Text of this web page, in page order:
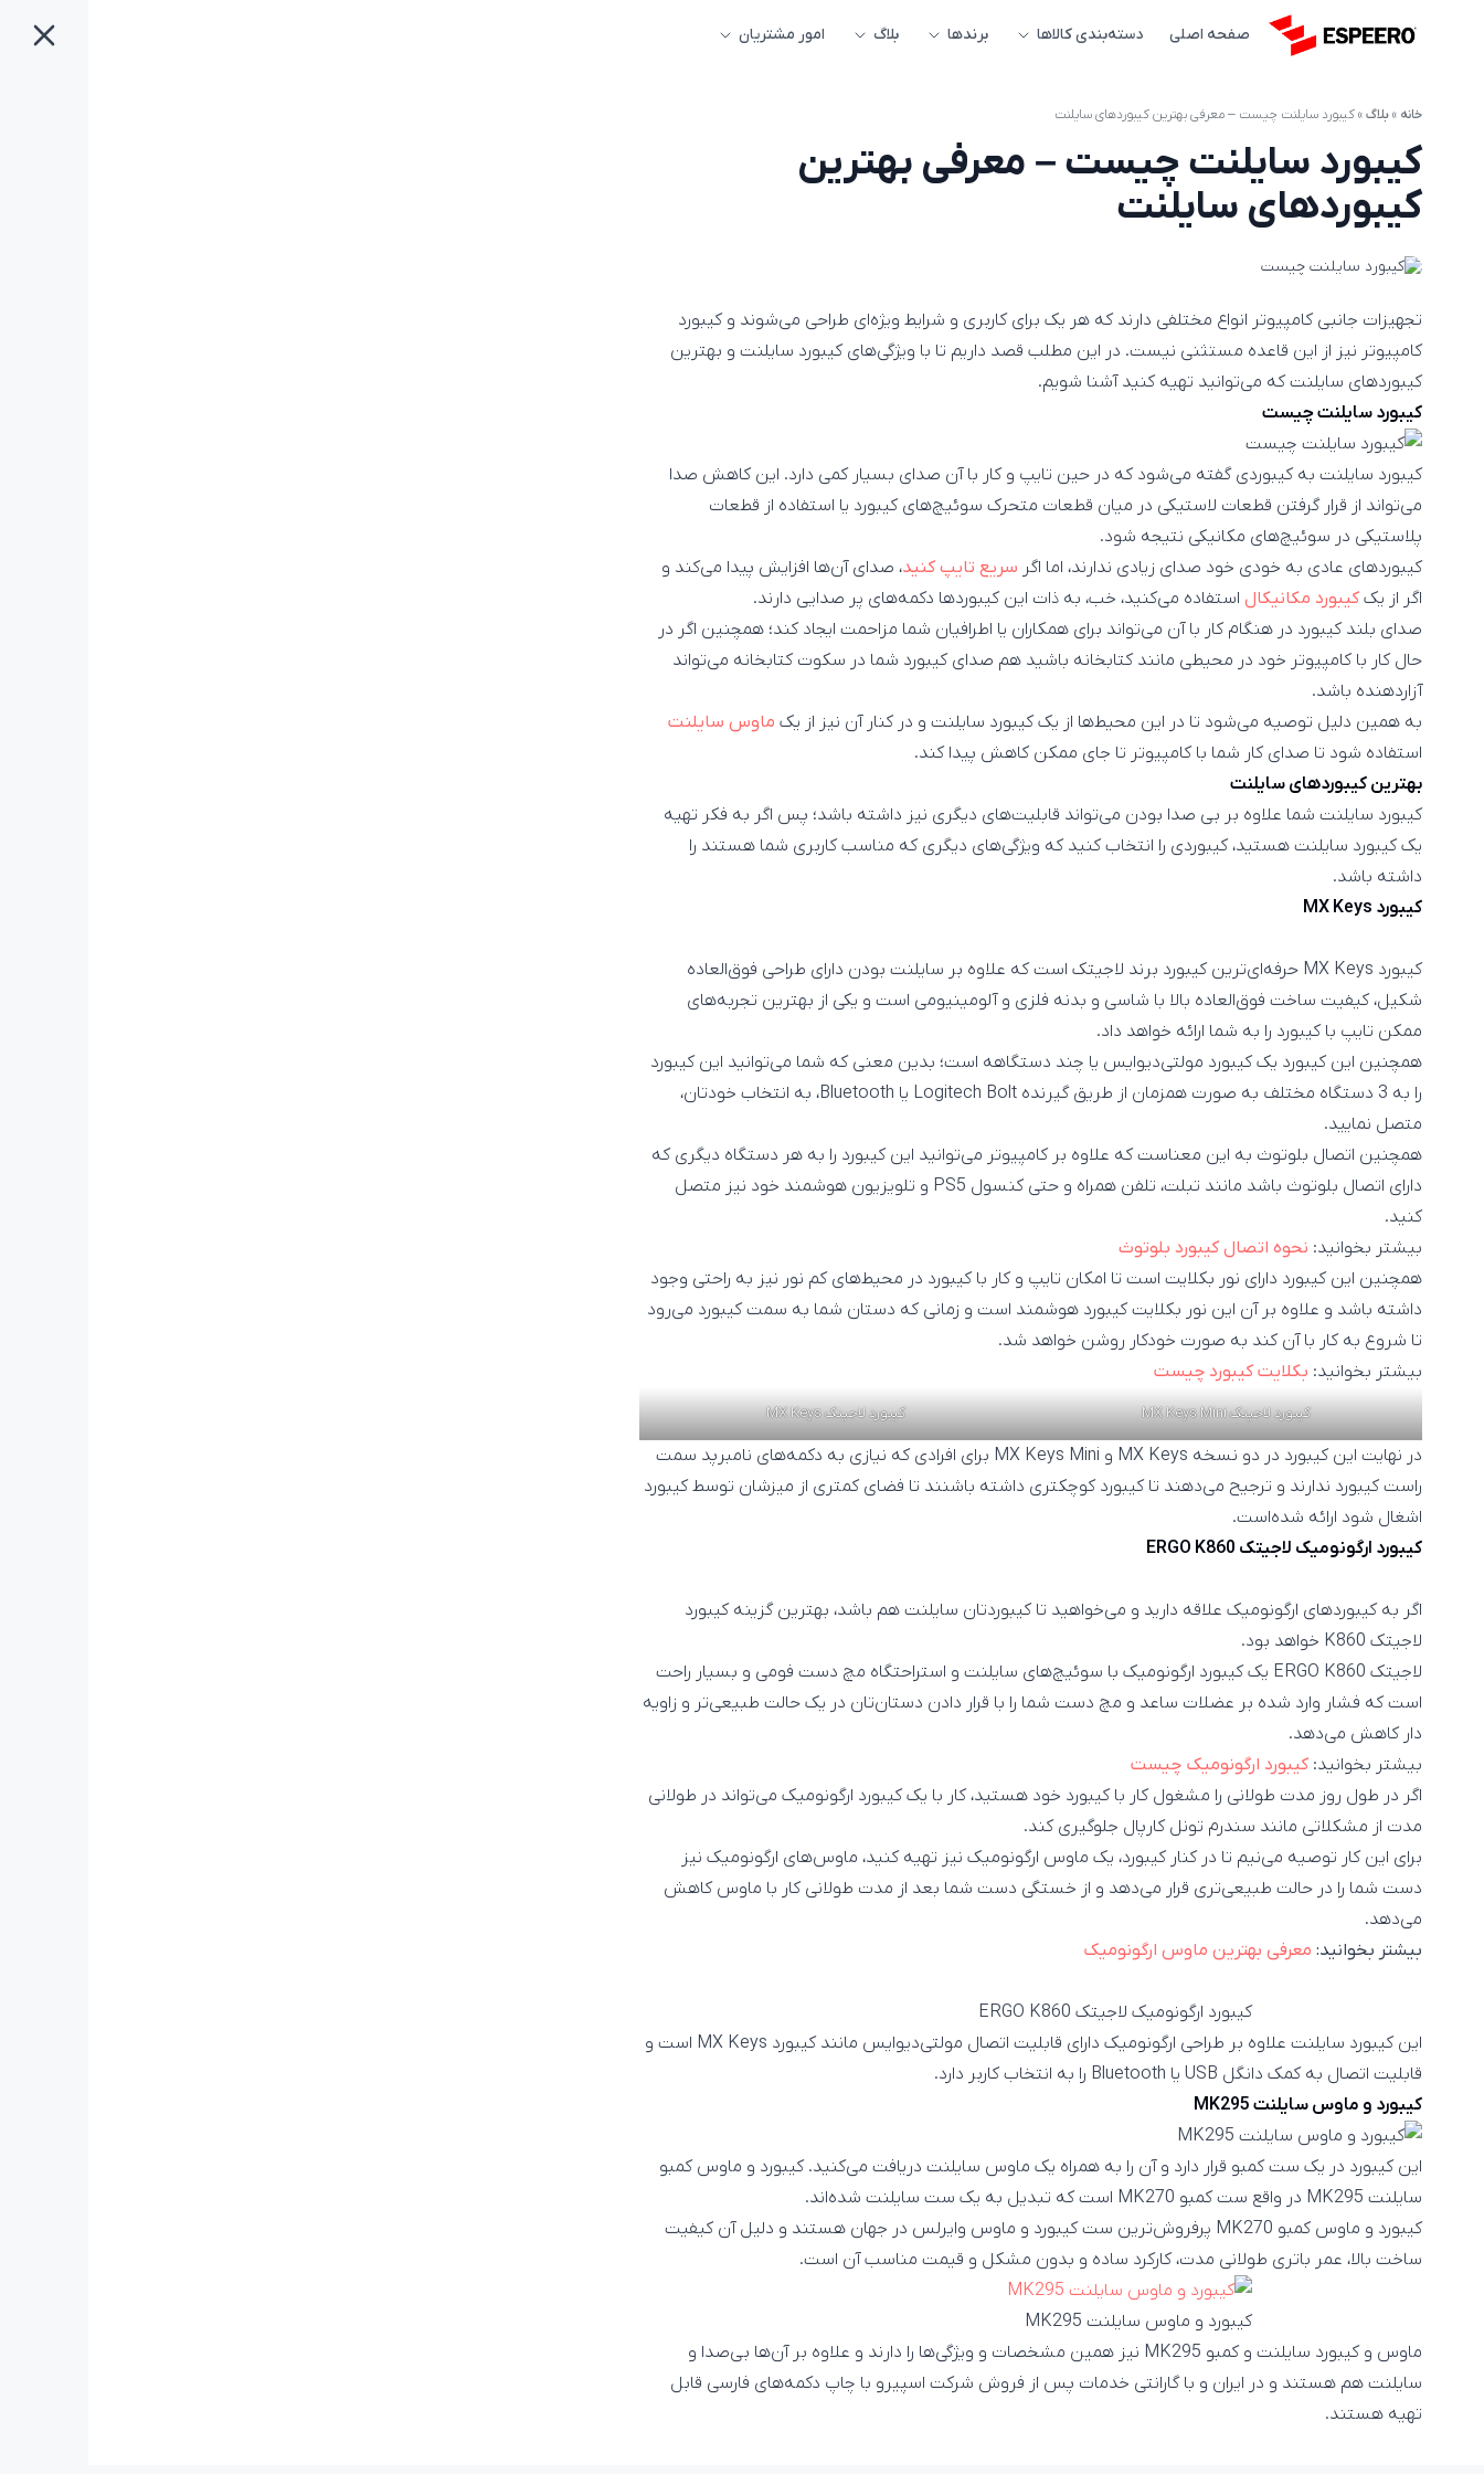
صفحه اصلی دسته‌بندی کالاها برندها بلاگ امور مشتریان
خانه »بلاگ»کیبورد سایلنت چیست – معرفی بهترین کیبوردهای سایلنت
کیبورد سایلنت چیست – معرفی بهترین
کیبوردهای سایلنت
تجهیزات جانبی کامپیوتر انواع مختلفی دارند که هر یک برای کاربری و شرایط ویژه‌ای طراحی می‌شوند و کیبورد
کامپیوتر نیز از این قاعده مستثنی نیست. در این مطلب قصد داریم تا با ویژگی‌های کیبورد سایلنت و بهترین
کیبوردهای سایلنت که می‌توانید تهیه کنید آشنا شویم.
کیبورد سایلنت چیست
کیبورد سایلنت به کیبوردی گفته می‌شود که در حین تایپ و کار با آن صدای بسیار کمی دارد. این کاهش صدا
می‌تواند از قرار گرفتن قطعات لاستیکی در میان قطعات متحرک سوئیچ‌های کیبورد یا استفاده از قطعات
پلاستیکی در سوئیچ‌های مکانیکی نتیجه شود.
کیبوردهای عادی به خودی خود صدای زیادی ندارند، اما اگر سریع تایپ کنید، صدای آن‌ها افزایش پیدا می‌کند و
اگر از یک کیبورد مکانیکال استفاده می‌کنید، خب، به ذات این کیبوردها دکمه‌های پر صدایی دارند.
صدای بلند کیبورد در هنگام کار با آن می‌تواند برای همکاران یا اطرافیان شما مزاحمت ایجاد کند؛ همچنین اگر در
حال کار با کامپیوتر خود در محیطی مانند کتابخانه باشید هم صدای کیبورد شما در سکوت کتابخانه می‌تواند
آزاردهنده باشد.
به همین دلیل توصیه می‌شود تا در این محیط‌‌ها از یک کیبورد سایلنت و در کنار آن نیز از یک ماوس سایلنت
استفاده شود تا صدای کار شما با کامپیوتر تا جای ممکن کاهش پیدا کند.
بهترین کیبوردهای سایلنت
کیبورد سایلنت شما علاوه بر بی صدا بودن می‌تواند قابلیت‌های دیگری نیز داشته باشد؛ پس اگر به فکر تهیه
یک کیبورد سایلنت هستید، کیبوردی را انتخاب کنید که ویژگی‌های دیگری که مناسب کاربری شما هستند را
داشته باشد.
کیبورد MX Keys
کیبورد MX Keys حرفه‌ای‌ترین کیبورد برند لاجیتک است که علاوه بر سایلنت بودن دارای طراحی فوق‌العاده
شکیل، کیفیت ساخت فوق‌العاده بالا با شاسی و بدنه فلزی و آلومینیومی است و یکی از بهترین تجربه‌های
ممکن تایپ با کیبورد را به شما ارائه خواهد داد.
همچنین این کیبورد یک کیبورد مولتی‌دیوایس یا چند دستگاهه است؛ بدین معنی که شما می‌توانید این کیبورد
را به 3 دستگاه مختلف به صورت همزمان از طریق گیرنده Logitech Bolt یا Bluetooth، به انتخاب خودتان،
متصل نمایید.
همچنین اتصال بلوتوث به این معناست که علاوه بر کامپیوتر می‌توانید این کیبورد را به هر دستگاه دیگری که
دارای اتصال بلوتوث باشد مانند تبلت، تلفن همراه و حتی کنسول PS5 و تلویزیون هوشمند خود نیز متصل
کنید.
بیشتر بخوانید: نحوه اتصال کیبورد بلوتوث
همچنین این کیبورد دارای نور بکلایت است تا امکان تایپ و کار با کیبورد در محیط‌های کم نور نیز به راحتی وجود
داشته باشد و علاوه بر آن این نور بکلایت کیبورد هوشمند است و زمانی که دستان شما به سمت کیبورد می‌رود
تا شروع به کار با آن کند به صورت خودکار روشن خواهد شد.
بیشتر بخوانید: بکلایت کیبورد چیست
کیبورد لاجیتک MX Keys Mini کیبورد لاجیتک MX Keys
در نهایت این کیبورد در دو نسخه MX Keys و MX Keys Mini برای افرادی که نیازی به دکمه‌های نامبرپد سمت
راست کیبورد ندارند و ترجیح می‌دهند تا کیبورد کوچکتری داشته باشنند تا فضای کمتری از میزشان توسط کیبورد
اشغال شود ارائه شده‌است.
کیبورد ارگونومیک لاجیتک ERGO K860
اگر به کیبوردهای ارگونومیک علاقه دارید و می‌خواهید تا کیبوردتان سایلنت هم باشد، بهترین گزینه کیبورد
لاجیتک K860 خواهد بود.
لاجیتک ERGO K860 یک کیبورد ارگونومیک با سوئیچ‌های سایلنت و استراحتگاه مچ دست فومی و بسیار راحت
است که فشار وارد شده بر عضلات ساعد و مچ دست شما را با قرار دادن دستان‌تان در یک حالت طبیعی‌تر و زاویه
دار کاهش می‌دهد.
بیشتر بخوانید: کیبورد ارگونومیک چیست
اگر در طول روز مدت طولانی را مشغول کار با کیبورد خود هستید، کار با یک کیبورد ارگونومیک می‌تواند در طولانی
مدت از مشکلاتی مانند سندرم تونل کارپال جلوگیری کند.
برای این کار توصیه می‌نیم تا در کنار کیبورد، یک ماوس ارگونومیک نیز تهیه کنید، ماوس‌های ارگونومیک نیز
دست شما را در حالت طبیعی‌تری قرار می‌دهد و از خستگی دست شما بعد از مدت طولانی کار با ماوس کاهش
می‌دهد.
بیشتر بخوانید: معرفی بهترین ماوس ارگونومیک
کیبورد ارگونومیک لاجیتک ERGO K860
این کیبورد سایلنت علاوه بر طراحی ارگونومیک دارای قابلیت اتصال مولتی‌دیوایس مانند کیبورد MX Keys است و
قابلیت اتصال به کمک دانگل USB یا Bluetooth را به انتخاب کاربر دارد.
کیبورد و ماوس سایلنت MK295
این کیبورد در یک ست کمبو قرار دارد و آن را به همراه یک ماوس سایلنت دریافت می‌کنید. کیبورد و ماوس کمبو
سایلنت MK295 در واقع ست کمبو MK270 است که تبدیل به یک ست سایلنت شده‌اند.
کیبورد و ماوس کمبو MK270 پرفروش‌ترین ست کیبورد و ماوس وایرلس در جهان هستند و دلیل آن کیفیت
ساخت بالا، عمر باتری طولانی مدت، کارکرد ساده و بدون مشکل و قیمت مناسب آن است.
کیبورد و ماوس سایلنت MK295
ماوس و کیبورد سایلنت و کمبو MK295 نیز همین مشخصات و ویژگی‌ها را دارند و علاوه بر آن‌ها بی‌صدا و
سایلنت هم هستند و در ایران و با گارانتی خدمات پس از فروش شرکت اسپیرو با چاپ دکمه‌های فارسی قابل
تهیه هستند.